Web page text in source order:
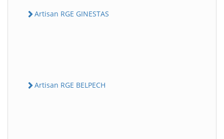
Artisan RGE GINESTAS
Artisan RGE BELPECH